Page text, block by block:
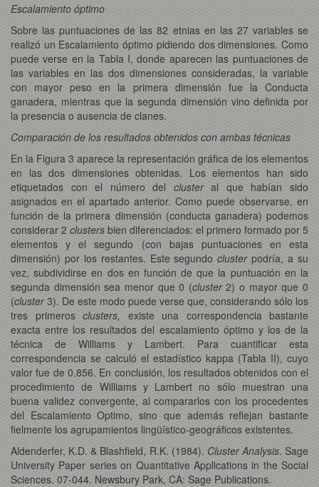
Escalamiento óptimo
Sobre las puntuaciones de las 82 etnias en las 27 variables se
realizó un Escalamiento óptimo pidiendo dos dimensiones. Como
puede verse en la Tabla I, donde aparecen las puntuaciones de
las variables en las dos dimensiones consideradas, la variable
con mayor peso en la primera dimensión fue la Conducta
ganadera, mientras que la segunda dimensión vino definida por
la presencia o ausencia de clanes.
Comparación de los resultados obtenidos con ambas técnicas
En la Figura 3 aparece la representación gráfica de los elementos
en las dos dimensiones obtenidas. Los elementos han sido
etiquetados con el número del clusteral que habían sido
asignados en el apartado anterior. Como puede observarse, en
función de la primera dimensión (conducta ganadera) podemos
considerar 2 clusters bien diferenciados: el primero formado por 5
elementos y el segundo (con bajas puntuaciones en esta
dimensión) por los restantes. Este segundoclusterpodría, a su
vez, subdividirse en dos en función de que la puntuación en la
segunda dimensión sea menor que 0 (cluster2) o mayor que 0
(cluster3). De este modo puede verse que, considerando sólo los
tres primeros clusters, existe una correspondencia bastante
exacta entre los resultados del escalamiento óptimo y los de la
técnica de Williams y Lambert. Para cuantificar esta
correspondencia se calculó el estadístico kappa (Tabla II), cuyo
valor fue de 0.856. En conclusión, los resultados obtenidos con el
procedimiento de Williams y Lambert no sólo muestran una
buena validez convergente, al compararlos con los procedentes
del Escalamiento Optimo, sino que además reflejan bastante
fielmente los agrupamientos lingüístico-geográficos existentes.
Aldenderfer, K.D. & Blashfield, R.K. (1984). Cluster Analysis. Sage
University Paper series on Quantitative Applications in the Social
Sciences. 07-044. Newsbury Park, CA: Sage Publications.